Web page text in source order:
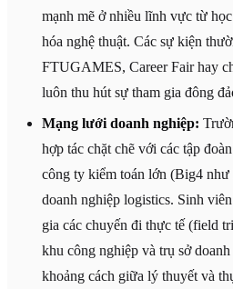
mạnh mẽ ở nhiều lĩnh vực từ
hóa nghệ thuật. Các sự kiện
FTUGAMES, Career Fair hay
luôn thu hút sự tham gia đông
Mạng lưới doanh nghiệp:
hợp tác chặt chẽ với các tập
công ty kiểm toán lớn (Big4 như
doanh nghiệp logistics. Sinh
gia các chuyến đi thực tế (field
khu công nghiệp và trụ sở
khoảng cách giữa lý thuyết và